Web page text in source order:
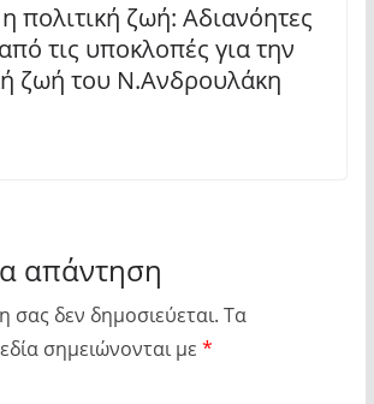
πολιτική ζωή: Αδιανόητες
τις υποκλοπές για την
ζωή του Ν.Ανδρουλάκη
απάντηση
σας δεν δημοσιεύεται. Τα
σημειώνονται με *